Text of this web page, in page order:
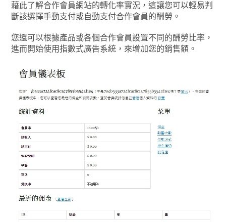
藉此了解合作會員網站的轉化率實況，這讓您可以輕易判
斷該選擇手動支付或自動支付合作會員的酬勞。
您還可以根據產品或各個合作會員設置不同的酬勞比率，
進而開始使用指數式廣告系統，來增加您的銷售額。